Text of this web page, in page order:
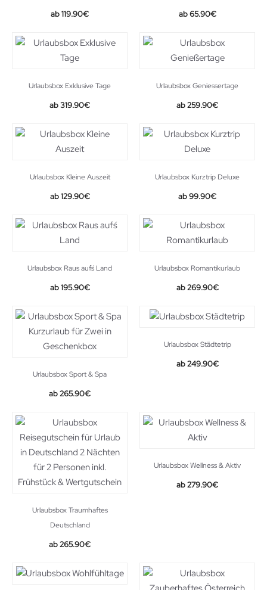
119.90€ 65.90€
Urlaubsbox Exklusive Tage
319.90€
Urlaubsbox Geniessertage
259.90€
Urlaubsbox Kleine Auszeit
129.90€
Urlaubsbox Kurztrip Deluxe
99.90€
Urlaubsbox Raus auf´s Land
195.90€
Urlaubsbox Romantikurlaub
269.90€
Urlaubsbox Sport & Spa
265.90€
Urlaubsbox Städtetrip
249.90€
Urlaubsbox Traumhaftes
Deutschland
265.90€
Urlaubsbox Wellness & Aktiv
279.90€